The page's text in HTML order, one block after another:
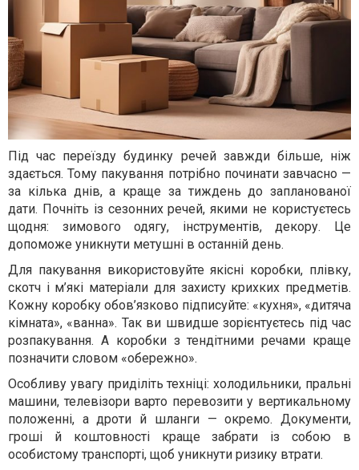
Під час переїзду будинку речей завжди більше, ніж
здається. Тому пакування потрібно починати завчасно —
за кілька днів, а краще за тиждень до запланованої
дати. Почніть із сезонних речей, якими не користуєтесь
щодня: зимового одягу, інструментів, декору. Це
допоможе уникнути метушні в останній день.
Для пакування використовуйте якісні коробки, плівку,
скотч і м’які матеріали для захисту крихких предметів.
Кожну коробку обов’язково підписуйте: «кухня», «дитяча
кімната», «ванна». Так ви швидше зорієнтуєтесь під час
розпакування. А коробки з тендітними речами краще
позначити словом «обережно».
Особливу увагу приділіть техніці: холодильники, пральні
машини, телевізори варто перевозити у вертикальному
положенні, а дроти й шланги — окремо. Документи,
гроші й коштовності краще забрати із собою в
особистому транспорті, щоб уникнути ризику втрати.